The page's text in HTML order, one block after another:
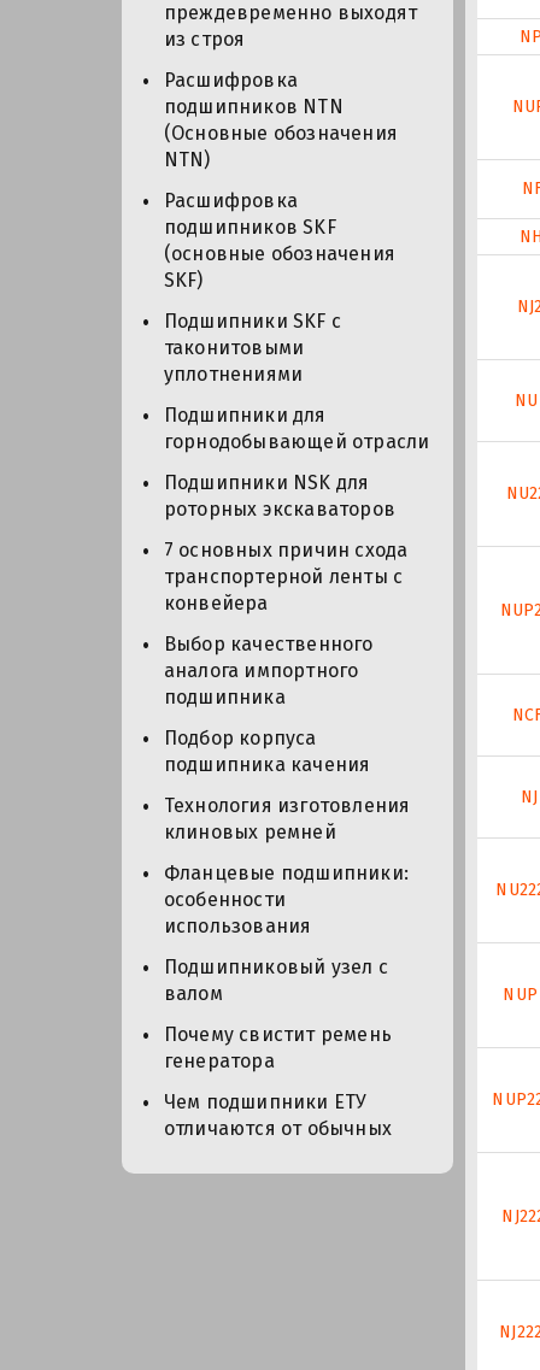
преждевременно выходят
из строя
Расшифровка
подшипников NTN
(Основные обозначения
NTN)
Расшифровка
подшипников SKF
(основные обозначения
SKF)
Подшипники SKF с
таконитовыми
уплотнениями
Подшипники для
горнодобывающей отрасли
Подшипники NSK для
роторных экскаваторов
7 основных причин схода
транспортерной ленты с
конвейера
Выбор качественного
аналога импортного
подшипника
Подбор корпуса
подшипника качения
Технология изготовления
клиновых ремней
Фланцевые подшипники:
особенности
использования
Подшипниковый узел с
валом
Почему свистит ремень
генератора
Чем подшипники ЕТУ
отличаются от обычных